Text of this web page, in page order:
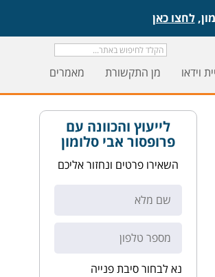
לחצו כאן
וידאו מן התקשורת מאמרים
לייעוץ והכוונה עם
פרופסור אבי סלומון
השאירו פרטים ונחזור אליכם
נא לבחור סיבת פנייה